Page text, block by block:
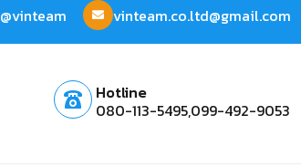
@vinteam vinteam.co.ltd@gmail.com
Hotline
080-113-5495,099-492-9053